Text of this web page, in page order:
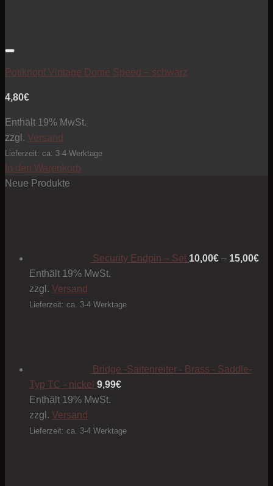
Potiknopf Vintage Dome Speed – schwarz
4,80€
Enthält 19% MwSt.
zzgl. Versand
Lieferzeit: ca. 3-4 Werktage
In den Warenkorb
Neue Produkte
Security Endpin – Set 10,00€ – 15,00€
Enthält 19% MwSt.
zzgl. Versand
Lieferzeit: ca. 3-4 Werktage
Bridge -Saitenreiter - Brass - Saddle-
Typ TC - nickel 9,99€
Enthält 19% MwSt.
zzgl. Versand
Lieferzeit: ca. 3-4 Werktage